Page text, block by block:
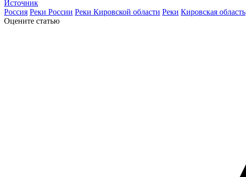
Источник
Россия Реки России Реки Кировской области Реки Кировская область
Оцените статью